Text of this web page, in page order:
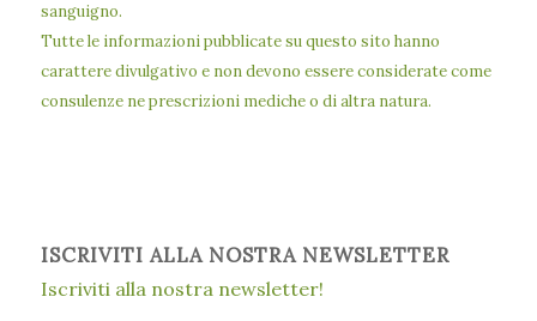
sanguigno.
Tutte le informazioni pubblicate su questo sito hanno
carattere divulgativo e non devono essere considerate come
consulenze ne prescrizioni mediche o di altra natura.
ISCRIVITI ALLA NOSTRA NEWSLETTER
Iscriviti alla nostra newsletter!